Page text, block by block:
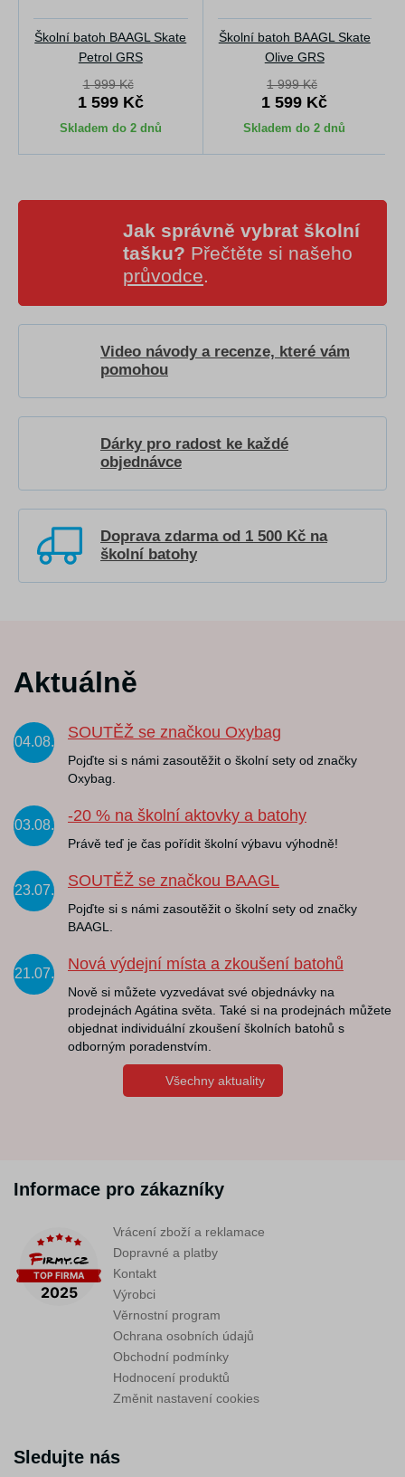
Školní batoh BAAGL Skate
Petrol GRS
1 999 Kč
1 599 Kč
Skladem do 2 dnů
Školní batoh BAAGL Skate
Olive GRS
1 999 Kč
1 599 Kč
Skladem do 2 dnů
Jak správně vybrat školní
tašku? Přečtěte si našeho
průvodce.
Video návody a recenze, které vám
pomohou
Dárky pro radost ke každé
objednávce
Doprava zdarma od 1 500 Kč na
školní batohy
Aktuálně
04.08.
SOUTĚŽ se značkou Oxybag
Pojďte si s námi zasoutěžit o školní sety od značky
Oxybag.
03.08.
-20 % na školní aktovky a batohy
Právě teď je čas pořídit školní výbavu výhodně!
23.07.
SOUTĚŽ se značkou BAAGL
Pojďte si s námi zasoutěžit o školní sety od značky
BAAGL.
21.07.
Nová výdejní místa a zkoušení batohů
Nově si můžete vyzvedávat své objednávky na
prodejnách Agátina světa. Také si na prodejnách můžete
objednat individuální zkoušení školních batohů s
odborným poradenstvím.
Všechny aktuality
Informace pro zákazníky
Vrácení zboží a reklamace
Dopravné a platby
Kontakt
Výrobci
Věrnostní program
Ochrana osobních údajů
Obchodní podmínky
Hodnocení produktů
Změnit nastavení cookies
Sledujte nás